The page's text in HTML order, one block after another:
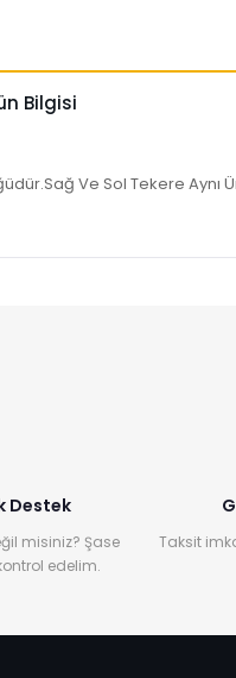
Bilgisi
Ve Sol Tekere Aynı
Destek
misiniz? Şase
edelim.
Taksit